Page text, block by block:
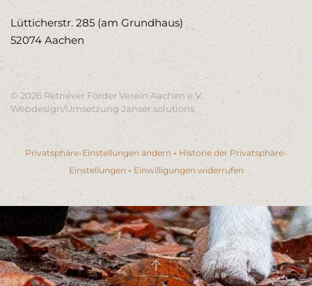
Lütticherstr. 285 (am Grundhaus)
52074 Aachen
-
© 2026 Retriever Förder Verein Aachen e.V.
Webdesign/UmsetzungJanser.solutions
Privatsphäre-Einstellungen ändern - Historie der Privatsphäre-
Einstellungen - Einwilligungen widerrufen